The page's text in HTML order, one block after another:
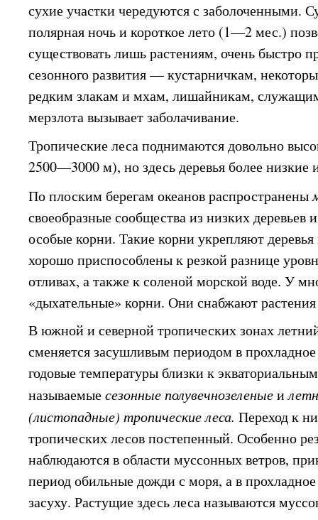
сухие участки чередуются с заболоченными.
полярная ночь и короткое лето (1—2 мес.)
существовать лишь растениям, очень быстро
сезонного развития — кустарничкам,
редким злакам и мхам, лишайникам,
мерзлота вызывает заболачивание.
Тропические леса поднимаются довольно
2500—3000 м), но здесь деревья более низкие
По плоским берегам океанов распространены
своеобразные сообщества из низких
особые корни. Такие корни укрепляют
хорошо приспособлены к резкой разнице
отливах, а также к соленой морской воде. У
«дыхательные» корни. Они снабжают
В южной и северной тропических зонах
сменяется засушливым периодом в
годовые температуры близки к
называемыесезонные полувечнозеленыеи
(листопадные) тропические леса.Переход к
тропических лесов постепенный. Особенно
наблюдаются в области муссонных ветров,
период обильные дожди с моря, а в
засуху. Растущие здесь леса называются